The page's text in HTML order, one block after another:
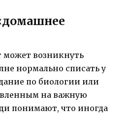
возникнуть
нормально списать у
по биологии или
на важную
понимают, что иногда